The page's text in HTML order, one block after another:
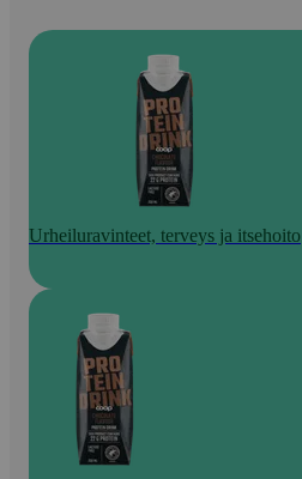
Urheiluravinteet, terveys ja itsehoito